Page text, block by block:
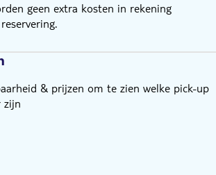
geen extra kosten in rekening
& prijzen om te zien welke pick-up
zijn